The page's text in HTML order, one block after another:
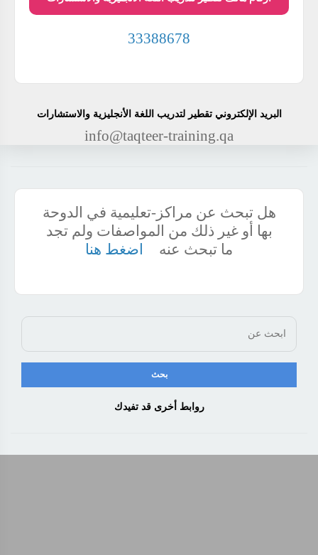
33388678
البريد الإلكتروني تقطير لتدريب اللغة الأنجليزية والاستشارات
info@taqteer-training.qa
هل تبحث عن مراكز-تعليمية في الدوحة
بها أو غير ذلك من المواصفات ولم تجد
ما تبحث عنه
اضغط هنا
روابط أخرى قد تفيدك